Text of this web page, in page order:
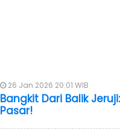
26 Jan 2026 20:01 WIB
Bangkit Dari Balik
Pasar!